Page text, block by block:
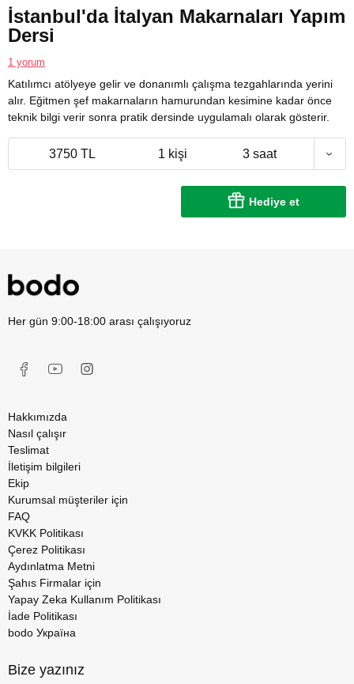
İstanbul'da İtalyan Makarnaları Yapım
Dersi
1 yorum
Katılımcı atölyeye gelir ve donanımlı çalışma tezgahlarında yerini
alır. Eğitmen şef makarnaların hamurundan kesimine kadar önce
teknik bilgi verir sonra pratik dersinde uygulamalı olarak gösterir.
3750 TL 1 kişi 3 saat
Hediye et
Her gün 9:00-18:00 arası çalışıyoruz
Hakkımızda
Nasıl çalışır
Teslimat
İletişim bilgileri
Ekip
Kurumsal müşteriler için
FAQ
KVKK Politikası
Çerez Politikası
Aydınlatma Metni
Şahıs Firmalar için
Yapay Zeka Kullanım Politikası
İade Politikası
bodo Україна
Bize yazınız